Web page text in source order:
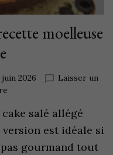
moelleuse
juin 2026
Laisser un
salé allégé
est idéale si
gourmand tout